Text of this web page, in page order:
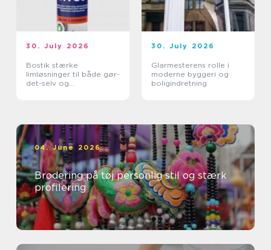
30. July 2026
Bostik stærke
limløsninger til både gør-
det-selv og
30. July 2026
Glarmesterens rolle i
moderne byggeri og
boligindretning
04. June 2026
Brodering på tøj personlig stil og stærk
profilering